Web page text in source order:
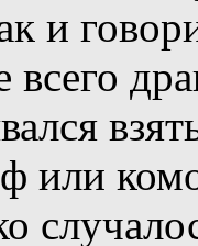
и
всего
или